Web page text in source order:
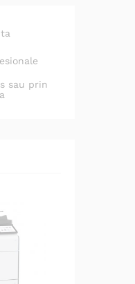
sau prin